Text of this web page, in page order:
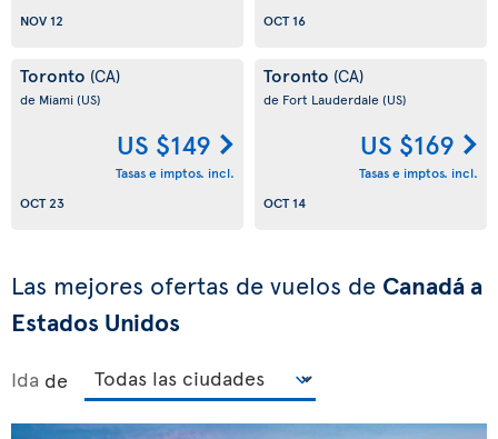
NOV 12
OCT 16
Toronto (CA)
de Miami(US)
US $149
Tasas e imptos. incl.
OCT 23
Toronto (CA)
de Fort Lauderdale (US)
US $169
Tasas e imptos. incl.
OCT 14
Las mejores ofertas de vuelos de Canadá a
Estados Unidos
Ida de